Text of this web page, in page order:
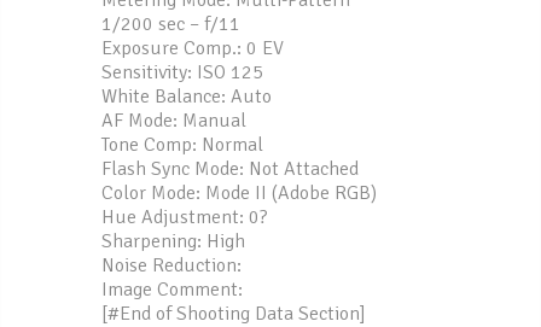
1/200 sec – f/11
Exposure Comp.: 0 EV
Sensitivity: ISO 125
White Balance: Auto
AF Mode: Manual
Tone Comp: Normal
Flash Sync Mode: Not Attached
Color Mode: Mode II (Adobe RGB)
Hue Adjustment: 0?
Sharpening: High
Noise Reduction:
Image Comment:
[#End of Shooting Data Section]